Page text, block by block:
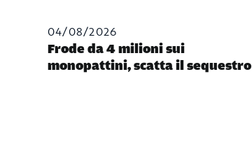
04/08/2026
Frode da 4 milioni sui
monopattini, scatta il sequestro